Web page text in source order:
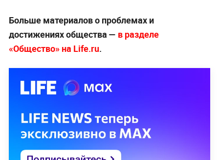
Больше материалов о проблемах и
достижениях общества — в разделе
«Общество» на Life.ru.